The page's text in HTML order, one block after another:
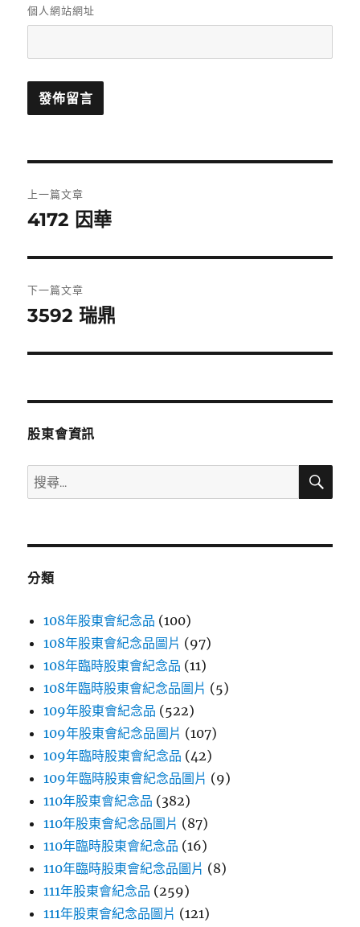
個人網站網址
章
覽
上一篇文章
上
篇
文
章:
4172 因華
下一篇文章
下
篇
章:
3592 瑞鼎
股東會資訊
搜
尋
鍵
搜
分類
108年股東會紀念品 (100)
108年股東會紀念品圖片 (97)
108年臨時股東會紀念品 (11)
108年臨時股東會紀念品圖片 (5)
109年股東會紀念品 (522)
109年股東會紀念品圖片 (107)
109年臨時股東會紀念品 (42)
109年臨時股東會紀念品圖片 (9)
110年股東會紀念品 (382)
110年股東會紀念品圖片 (87)
110年臨時股東會紀念品 (16)
110年臨時股東會紀念品圖片 (8)
111年股東會紀念品 (259)
111年股東會紀念品圖片 (121)